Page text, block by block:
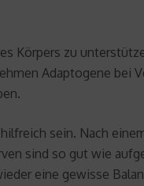
Körpers zu
Adaptogene bei
sein. Nach
sind so gut wie
eine gewisse